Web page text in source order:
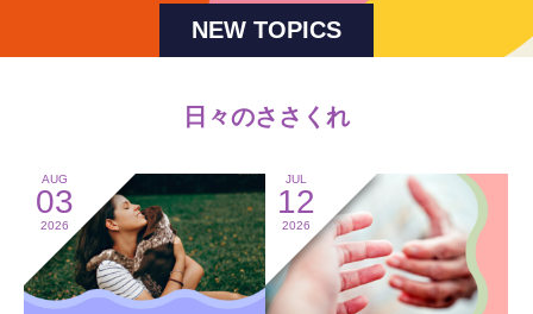
NEW TOPICS
日々のささくれ
AUG
03
2026
JUL
12
2026